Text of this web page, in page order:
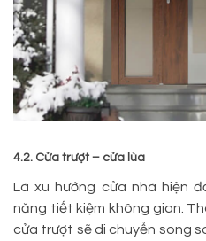
4.2. Cửa trượt – cửa lùa
Là xu hướng cửa nhà hiện
năng tiết kiệm không gian.
cửa trượt sẽ di chuyển song